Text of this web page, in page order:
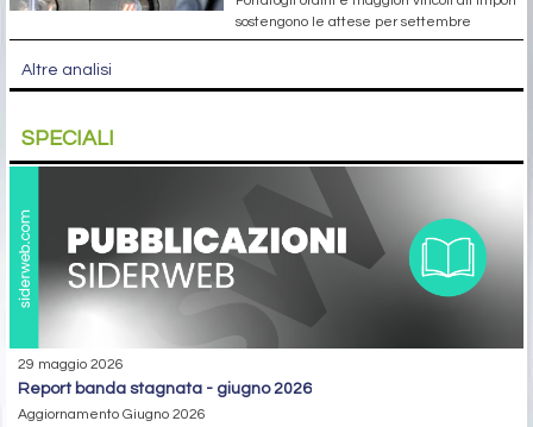
sostengono le attese per settembre
Altre analisi
SPECIALI
29 maggio 2026
report banda stagnata - giugno 2026
Aggiornamento Giugno 2026